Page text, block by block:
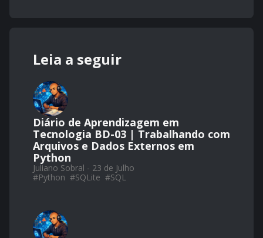
Leia a seguir
Diário de Aprendizagem em
Tecnologia BD-03 | Trabalhando com
Arquivos e Dados Externos em
Python
Juliano Sobral - 23 de Julho
#Python #SQLite #SQL